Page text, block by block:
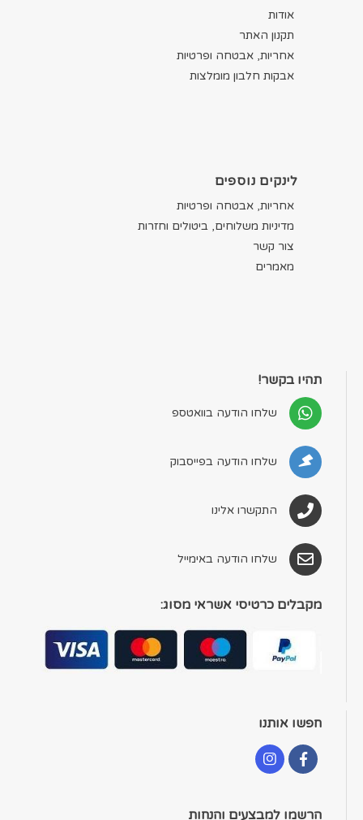
אודות
תקנון האתר
אחריות, אבטחה ופרטיות
אבקות חלבון מומלצות
לינקים נוספים
אחריות, אבטחה ופרטיות
מדיניות משלוחים, ביטולים וחזרות
צור קשר
מאמרים
תהיו בקשר!
שלחו הודעה בוואטספ
שלחו הודעה בפייסבוק
התקשרו אלינו
שלחו הודעה באימייל
מקבלים כרטיסי אשראי מסוג:
חפשו אותנו
הרשמו למבצעים והנחות